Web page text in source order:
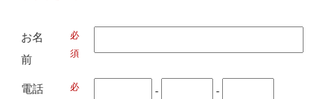
お名
前
必
須
電話
必
- -